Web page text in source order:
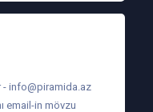
-info@piramida.az
email-in mövzu